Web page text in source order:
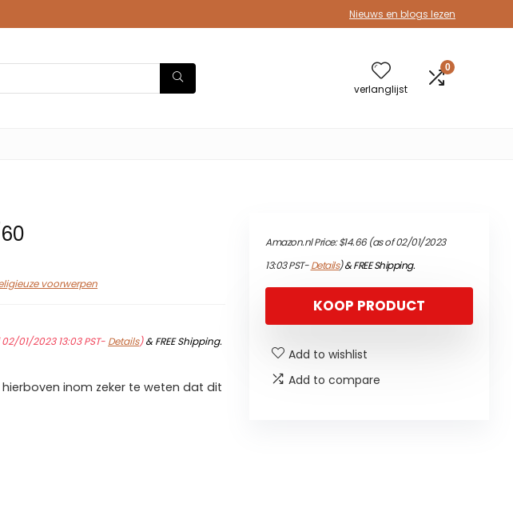
Nieuws en blogs lezen
verlanglijst
0
voorwerpen
01/2023 13:03 PST- Details)&FREE Shipping.
inom zeker te weten dat dit
Amazon.nl Price:$14.66(as of 02/01/2023
13:03 PST-Details)&FREE Shipping.
KOOP PRODUCT
Add to wishlist
Add to compare